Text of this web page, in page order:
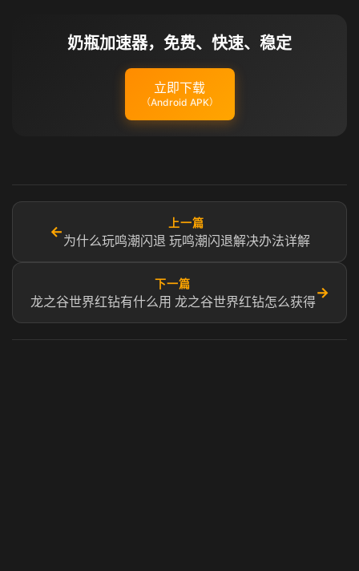
奶瓶加速器，免费、快速、稳定
立即下载
（Android APK）
←
上一篇
为什么玩鸣潮闪退 玩鸣潮闪退解决办法详解
下一篇
龙之谷世界红钻有什么用 龙之谷世界红钻怎么获得
→